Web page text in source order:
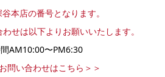
本店の番号となります。
せは以下よりお願いいたします。
AM10:00〜PM6:30
問い合わせはこちら＞＞